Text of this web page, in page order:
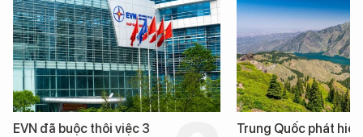
Trung Quốc phát hiện “mỏ
Loạt dự án bất động